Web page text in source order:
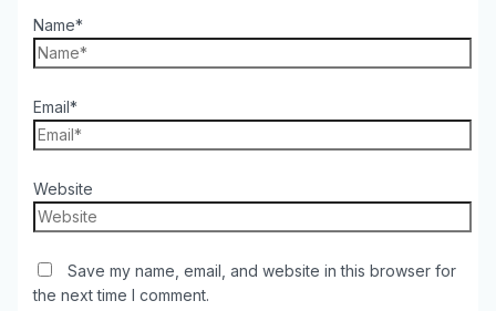
Name*
Email*
Website
Save my name, email, and website in this browser for
the next time I comment.